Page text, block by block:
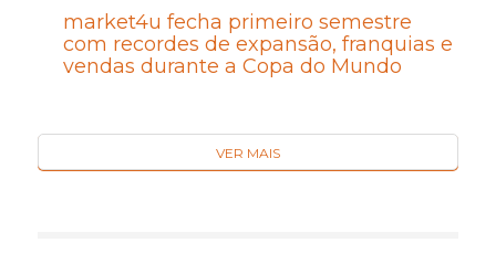
market4u fecha primeiro semestre
com recordes de expansão, franquias e
vendas durante a Copa do Mundo
VER MAIS